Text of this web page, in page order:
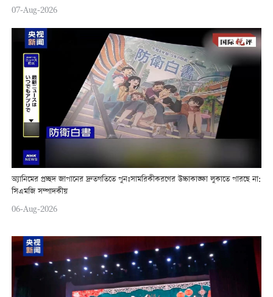
07-Aug-2026
অ্যানিমের প্রচ্ছদ জাপানের দ্রুতগতিতে পুনঃসামরিকীকরণের উচ্চাকাঙ্ক্ষা লুকাতে পারছে না:
সিএমজি সম্পাদকীয়
06-Aug-2026